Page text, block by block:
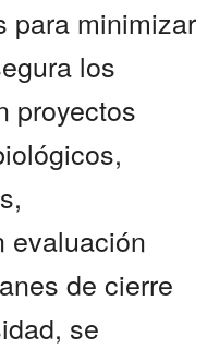
para minimizar
los
proyectos
de cierre
se